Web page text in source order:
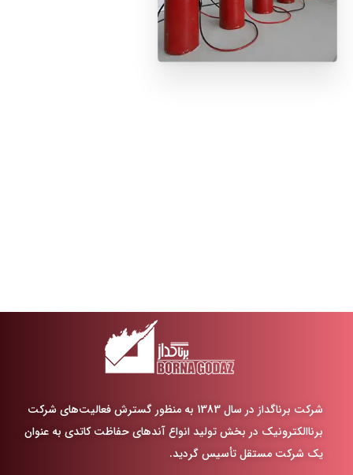
شرکت برناگداز در سال 1383 به منظور گسترش فعالیت‌های شرکت
برناالکترونیک در بخش تولید انواع آندهای حفاظت کاتدی به عنوان
یک شرکت مستقل تأسیس گردید.